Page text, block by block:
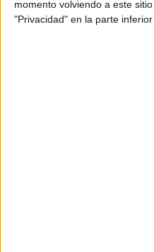
momento volviendo a este
"Privacidad" en la parte
Aceptolos Términos y